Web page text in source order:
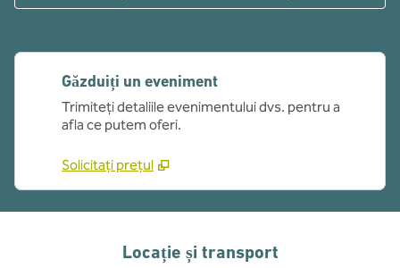
Găzduiți un eveniment
Trimiteți detaliile evenimentului dvs. pentru a
afla ce putem oferi.
Solicitați prețul
Locație și transport